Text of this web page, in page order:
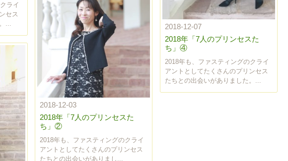
ライ
セス
...
2018-12-07
2018年「7人のプリンセスた
ち」④
2018年も、ファスティングのクライ
アントとしてたくさんのプリンセス
たちとの出会いがありました。...
2018-12-03
2018年「7人のプリンセスた
ち」②
2018年も、ファスティングのクライ
アントとしてたくさんのプリンセス
たちとの出会いがありまし...